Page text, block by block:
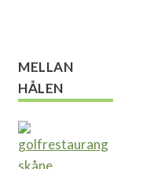
MELLAN
HÅLEN